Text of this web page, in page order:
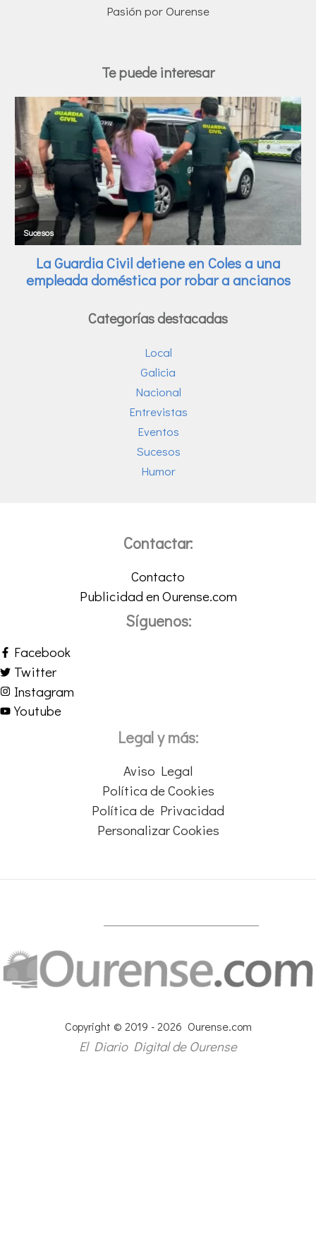
Pasión por Ourense
Te puede interesar
Categorías destacadas
Local
Galicia
Nacional
Entrevistas
Eventos
Sucesos
Humor
Contactar:
Contacto
Publicidad en Ourense.com
Síguenos:
Facebook
Twitter
Instagram
Youtube
Legal y más:
Aviso Legal
Política de Cookies
Política de Privacidad
Personalizar Cookies
Copyright © 2019 - 2026 Ourense.com
El Diario Digital de Ourense